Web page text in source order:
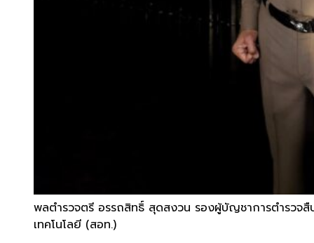
พลตำรวจตรี อรรถสิทธิ์ สุดสงวน รองผู้บัญชาการตำรวจ
เทคโนโลยี (สอท.)